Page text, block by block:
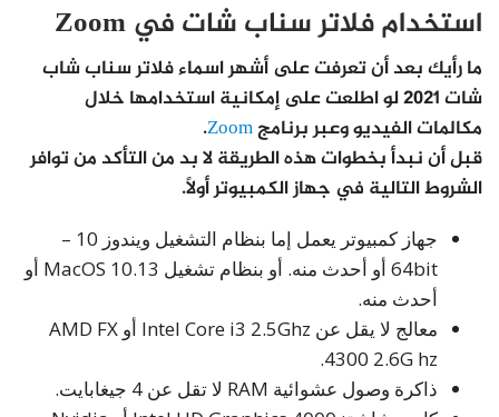
استخدام فلاتر سناب شات في Zoom
ما رأيك بعد أن تعرفت على أشهر اسماء فلاتر سناب شاب
شات 2021 لو اطلعت على إمكانية استخدامها خلال
مكالمات الفيديو وعبر برنامجZoom
.
قبل أن نبدأ بخطوات هذه الطريقة لا بد من التأكد من توافر
الشروط التالية في جهاز الكمبيوتر أولًا.
جهاز كمبيوتر يعمل إما بنظام التشغيل ويندوز 10 –
64bit أو أحدث منه. أو بنظام تشغيل MacOS 10.13 أو
أحدث منه.
معالج لا يقل عن Intel Core i3 2.5Ghz أو AMD FX
4300 2.6G hz.
ذاكرة وصول عشوائية RAM لا تقل عن 4 جيغابايت.